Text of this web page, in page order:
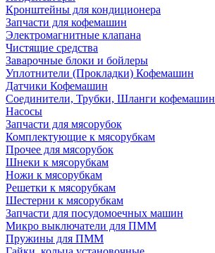
Кронштейны для кондиционера
Запчасти для кофемашин
Электромагнитные клапана
Чистящие средства
Заварочные блоки и бойлеры
Уплотнители (Прокладки) Кофемашин
Датчики Кофемашин
Соединители, Трубки, Шланги кофемашин
Насосы
Запчасти для мясорубок
Комплектующие к мясорубкам
Прочее для мясорубок
Шнеки к мясорубкам
Ножи к мясорубкам
Решетки к мясорубкам
Шестерни к мясорубкам
Запчасти для посудомоечных машин
Микро выключатели для ПММ
Пружины для ПММ